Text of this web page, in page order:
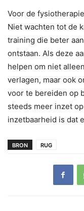
Voor de
Niet wachten tot de
training die beter
ontstaan. Als deze
helpen om niet
verlagen, maar ook
voor te bereiden op
steeds meer inzet
inzetbaarheid is dat
BRON RUG